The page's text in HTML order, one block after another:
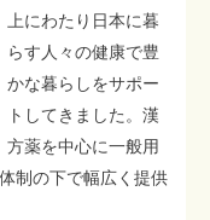
上にわたり日本に暮
らす人々の健康で豊
かな暮らしをサポー
トしてきました。漢
方薬を中心に一般用
制の下で幅広く提供